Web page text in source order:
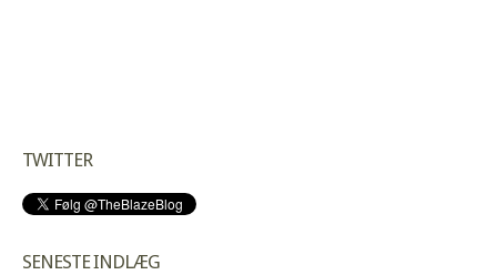
TWITTER
SENESTE INDLÆG